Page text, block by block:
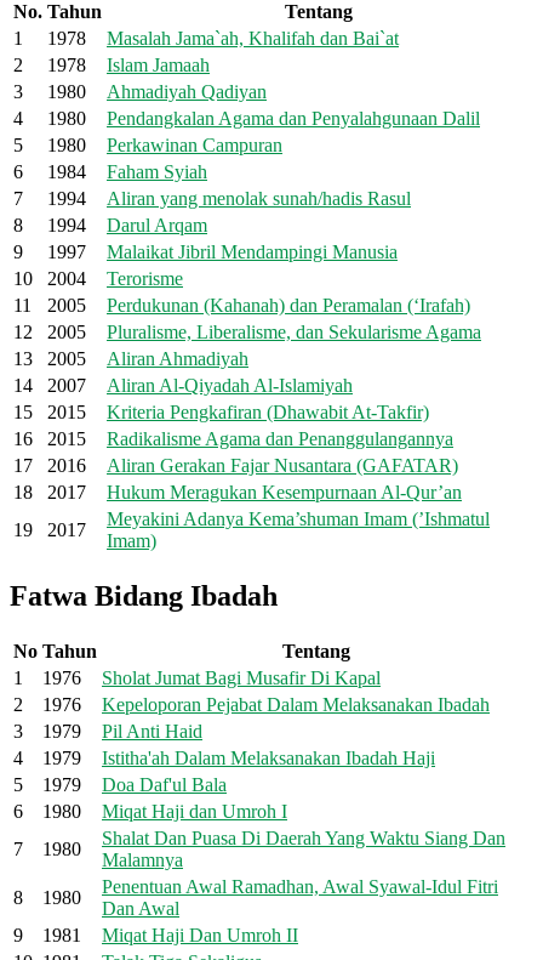
No. Tahun
Tentang
1
1978
Masalah Jama`ah, Khalifah dan Bai`at
2
1978
Islam Jamaah
3
1980
Ahmadiyah Qadiyan
4
1980
Pendangkalan Agama dan Penyalahgunaan Dalil
5
1980
Perkawinan Campuran
6
1984
Faham Syiah
7
1994
Aliran yang menolak sunah/hadis Rasul
8
1994
Darul Arqam
9
1997
Malaikat Jibril Mendampingi Manusia
10
2004
Terorisme
11
2005
Perdukunan (Kahanah) dan Peramalan (‘Irafah)
12
2005
Pluralisme, Liberalisme, dan Sekularisme Agama
13
2005
Aliran Ahmadiyah
14
2007
Aliran Al-Qiyadah Al-Islamiyah
15
2015
Kriteria Pengkafiran (Dhawabit At-Takfir)
16
2015
Radikalisme Agama dan Penanggulangannya
17
2016
Aliran Gerakan Fajar Nusantara (GAFATAR)
18
2017
Hukum Meragukan Kesempurnaan Al-Qur’an
19
2017
Meyakini Adanya Kema’shuman Imam (’Ishmatul
Imam)
Fatwa Bidang Ibadah
No Tahun
Tentang
1
1976
Sholat Jumat Bagi Musafir Di Kapal
2
1976
Kepeloporan Pejabat Dalam Melaksanakan Ibadah
3
1979
Pil Anti Haid
4
1979
Istitha'ah Dalam Melaksanakan Ibadah Haji
5
1979
Doa Daf'ul Bala
6
1980
Miqat Haji dan Umroh I
7
1980
Shalat Dan Puasa Di Daerah Yang Waktu Siang Dan
Malamnya
8
1980
Penentuan Awal Ramadhan, Awal Syawal-Idul Fitri
Dan Awal
9
1981
Miqat Haji Dan Umroh II